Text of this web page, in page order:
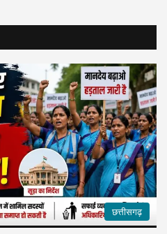
छत्तीसगढ़